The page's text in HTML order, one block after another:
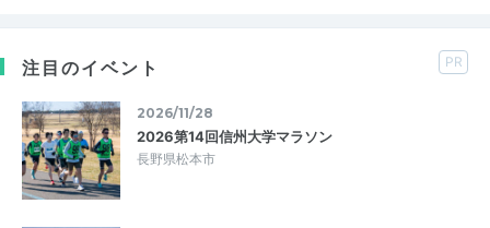
注目のイベント PR
2026/11/28
2026第14回信州大学マラソン
長野県松本市